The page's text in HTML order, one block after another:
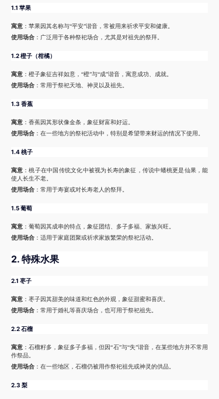
1.1 苹果
寓意：苹果因其名称与“平安”谐音，常被用来祈求平安和健康。
使用场合：广泛用于各种祭祀场合，尤其是对祖先的祭拜。
1.2 橙子（柑橘）
寓意：橙子象征吉祥如意，“橙”与“成”谐音，寓意成功、成就。
使用场合：常用于祭祀天地、神灵以及祖先。
1.3 香蕉
寓意：香蕉因其形状像金条，象征财富和好运。
使用场合：在一些地方的祭祀活动中，特别是希望带来财运的情况下使用。
1.4 桃子
寓意 ：桃子在中国传统文化中被视为长寿的象征，传说中蟠桃更是仙果，能
使人长生不老。
使用场合：常用于寿宴或对长寿老人的祭拜。
1.5 葡萄
寓意：葡萄因其成串的特点，象征团结、多子多福、家族兴旺。
使用场合：适用于家庭团聚或祈求家族繁荣的祭祀活动。
2. 特殊水果
2.1 枣子
寓意：枣子因其甜美的味道和红色的外观，象征甜蜜和喜庆。
使用场合：常用于婚礼等喜庆场合，也可用于祭祀祖先。
2.2 石榴
寓意：石榴籽多，象征多子多福，但因“石”与“失”谐音，在某些地方并不常用
作祭品。
使用场合：在一些地区，石榴仍被用作祭祀祖先或神灵的供品。
2.3 梨